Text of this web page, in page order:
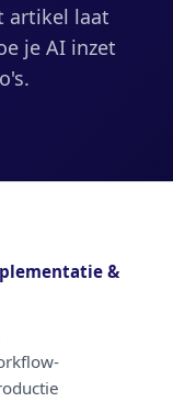
artikel laat
je AI inzet
&